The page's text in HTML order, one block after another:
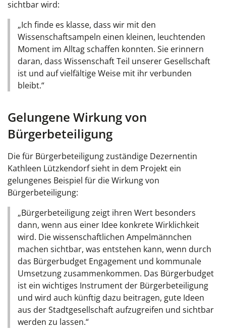
sichtbar wird:
„Ich finde es klasse, dass wir mit den
Wissenschaftsampeln einen kleinen, leuchtenden
Moment im Alltag schaffen konnten. Sie erinnern
daran, dass Wissenschaft Teil unserer Gesellschaft
ist und auf vielfältige Weise mit ihr verbunden
bleibt.“
Gelungene Wirkung von
Bürgerbeteiligung
Die für Bürgerbeteiligung zuständige Dezernentin
Kathleen Lützkendorf sieht in dem Projekt ein
gelungenes Beispiel für die Wirkung von
Bürgerbeteiligung:
„Bürgerbeteiligung zeigt ihren Wert besonders
dann, wenn aus einer Idee konkrete Wirklichkeit
wird. Die wissenschaftlichen Ampelmännchen
machen sichtbar, was entstehen kann, wenn durch
das Bürgerbudget Engagement und kommunale
Umsetzung zusammenkommen. Das Bürgerbudget
ist ein wichtiges Instrument der Bürgerbeteiligung
und wird auch künftig dazu beitragen, gute Ideen
aus der Stadtgesellschaft aufzugreifen und sichtbar
werden zu lassen.“